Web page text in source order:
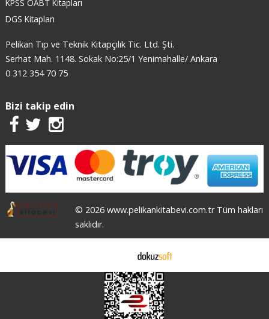
KPSS ÖABT Kitapları
DGS Kitapları
Pelikan Tıp ve Teknik Kitapçılık Tic. Ltd. Şti.
Serhat Mah. 1148. Sokak No:25/1 Yenimahalle/ Ankara
0 312 354 70 75
Bizi takip edin
© 2026 www.pelikankitabevi.com.tr Tüm hakları
saklıdır.